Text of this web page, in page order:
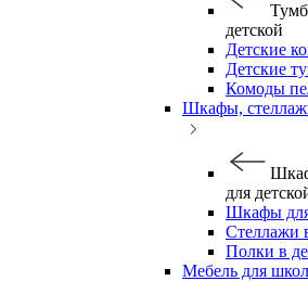
детской
Детские
Детские
Комоды
Шкафы,
для
Шкафы для
Стеллажи
Полки в
Мебель для